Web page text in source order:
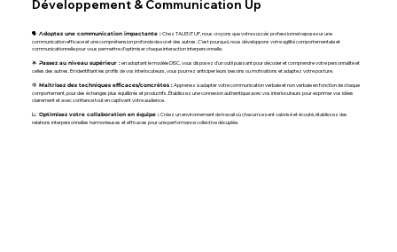
Développement & Communication Up
🗣️ Adoptez une communication impactante :Chez TALENT UP, nous croyons que votre succès professionnel repose sur une
communication efficace et une compréhension profonde de soi et des autres. C’est pourquoi, nous développons votre agilité comportementale et
communicationnelle pour vous permettre d’optimiser chaque interaction interpersonnelle.
🌟 Passez au niveau supérieur :en adoptant le modèle DISC, vous disposez d’un outil puissant pour décoder et comprendre votre personnalité et
celles des autres. En identifiant les profils de vos interlocuteurs, vous pourrez anticiper leurs besoins ou motivations et adaptez votre posture.
💬 Maîtrisez des techniques efficaces/concrètes :Apprenez à adapter votre communication verbale et non verbale en fonction de chaque
comportement, pour des échanges plus équilibrés et productifs. Établissez une connexion authentique avec vos interlocuteurs pour exprimer vos idées
clairement et avec confiance tout en captivant votre audience.
📈 Optimisez votre collaboration en équipe :Créez un environnement de travail où chacun se sent valorisé et écouté, établissez des
relations interpersonnelles harmonieuses et efficaces pour une performance collective décuplée.